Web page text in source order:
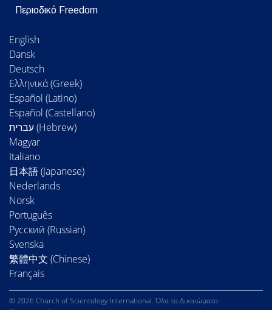
Περιοδικό Freedom
English
Dansk
Deutsch
Ελληνικά (Greek)
Español (Latino)
Español (Castellano)
Magyar
Italiano
日本語 (Japanese)
Nederlands
Norsk
Português
Русский (Russian)
Svenska
繁體中文 (Chinese)
Français
© 2026 Church of Scientology International. Όλα τα Δικαιώματα